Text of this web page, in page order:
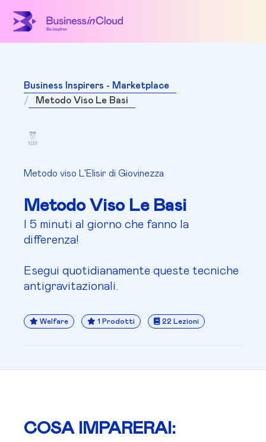
Business Inspirers - Marketplace
Metodo Viso Le Basi
Metodo viso L'Elisir di Giovinezza
Metodo Viso Le Basi
I 5 minuti al giorno che fanno la
differenza!
Esegui quotidianamente queste tecniche
antigravitazionali.
Welfare 1 Prodotti 22 Lezioni
COSA IMPARERAI: